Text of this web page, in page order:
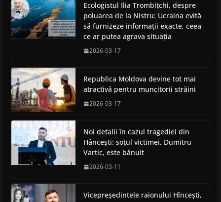
Ecologistul Ilia Trombițchi, despre
poluarea de la Nistru: Ucraina evită
să furnizeze informații exacte, ceea
ce ar putea agrava situația
2026-03-17
Republica Moldova devine tot mai
atractivă pentru muncitorii străini
2026-03-17
Noi detalii în cazul tragediei din
Hâncești: soțul victimei, Dumitru
Vartic, este bănuit
2026-03-11
Vicepreședintele raionului Hîncești,